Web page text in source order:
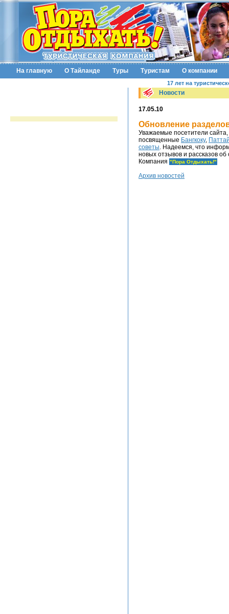
На главную О Тайланде Туры Туристам О компании
17 лет на
Новости
17.05.10
Обновление
Уважаемые посетители
посвященные Бангкоку,
советы. Надеемся, что
новых отзывов и рассказов об
Компания "Пора Отдыхать!"
Архив новостей